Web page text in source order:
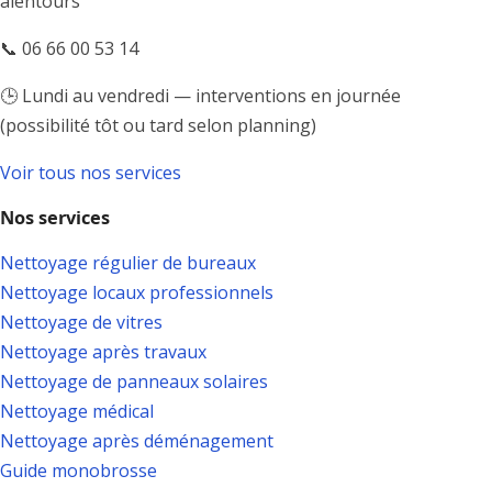
📞 06 66 00 53 14
🕒 Lundi au vendredi — interventions en journée
(possibilité tôt ou tard selon planning)
Voir tous nos services
Nos services
Nettoyage régulier de bureaux
Nettoyage locaux professionnels
Nettoyage de vitres
Nettoyage après travaux
Nettoyage de panneaux solaires
Nettoyage médical
Nettoyage après déménagement
Guide monobrosse